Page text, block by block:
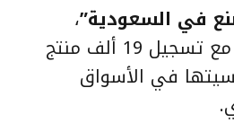
في السعودية”،
أوضح الخريف أن البرنامج يضم الآن آلاف الشركات الوطنية، مع تسجيل 19 ألف منتج
في الأسواق